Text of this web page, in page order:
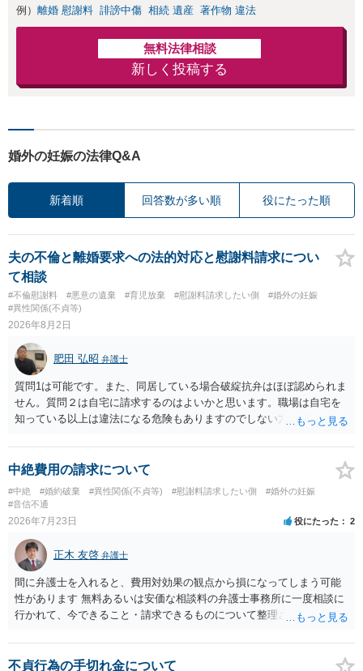
例） 離婚 慰謝料 誹謗中傷 相続 遺産 著作物 違法
無料法律相談
新しく投稿する
婚外の妊娠の法律Q&A
新着順 回答数が多い順 役にたった順
夫の不倫と離婚要求への法的対応と慰謝料請求につい
て相談
#不倫慰謝料 #悪意の遺棄 #育児放棄 #慰謝料請求したい側
#婚外の妊娠
#異性関係(不貞等)
2026年8月2日
肥田 弘昭 弁護士
質問1は可能です。また、同居している場合破綻抗弁はほぼ認められま
せん。質問２は自宅に請求するのはよいかと思います。職場は自宅を
知っている以上は違法になる危険もありますのでしない方が良いで
かと思います。有責配偶者ですので相手方からの離婚は拒否しても仮
に訴訟されても法的に成立しません。質問５は認知すると養育費支払
い、相続権が発生します。合意があれば法的に可能ですが法律で強制
することはできません。質問６は可能です。質問７は不貞行為の写真
データ（ハメ撮り）、第三者撮影の腕組み写真、夫の自白録音まであ
中絶費用の請求について
#中絶 #婚約破棄 #異性関係(不貞等) #慰謝料請求したい側
#婚外の妊娠
#音信不通
2026年7月23日 役にたった 2
正木 友啓 弁護士
間に弁護士を入れると、費用対効果の観点から損になってしまう可能
性があります 無料あるいは安価な相談料の弁護士事務所に一度相談に
行かれて、今できること・請求できるものについて整理されるのがよ
不貞行為の手切れ金について